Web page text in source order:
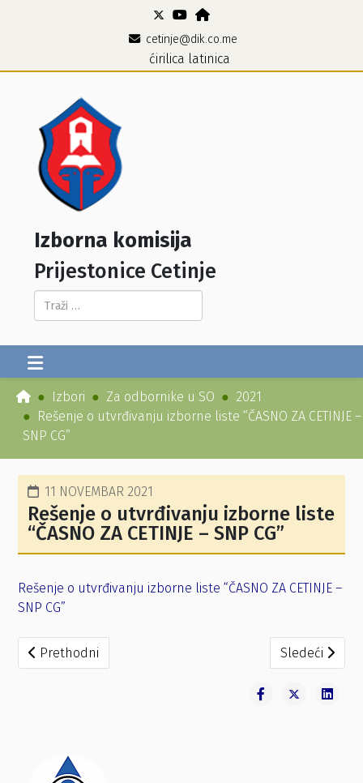
cetinje@dik.co.me
ćirilica latinica
Izborna komisija
Prijestonice Cetinje
Pretraga...
Izbori Za odbornike u SO
2021
Rešenje o utvrđivanju izborne liste “ČASNO ZA CETINJE –
SNP CG”
11 NOVEMBAR 2021
Rešenje o utvrđivanju izborne liste
“ČASNO ZA CETINJE – SNP CG”
Rešenje o utvrđivanju izborne liste “ČASNO ZA CETINJE –
SNP CG”
Prethodni članak: Rešenje o utvrđivanju izborne liste “SD –
Prethodni Sledeći
Sledeći